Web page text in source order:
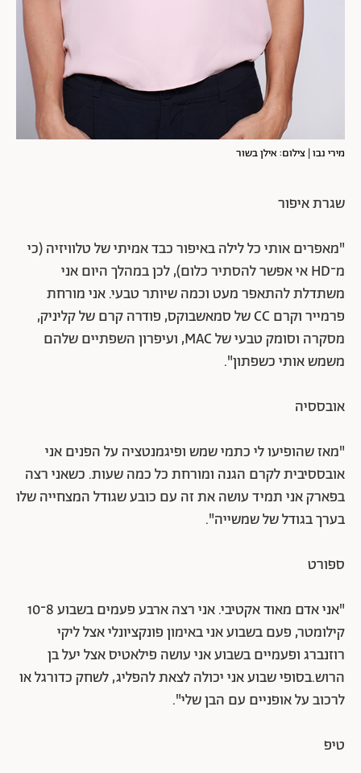
מירי נבו | צילום: אילן בשור
שגרת איפור
"מאפרים אותי כל לילה באיפור כבד אמיתי של טלוויזיה (כי
מ־HD אי אפשר להסתיר כלום), לכן במהלך היום אני
משתדלת להתאפר מעט וכמה שיותר טבעי. אני מורחת
פרמייר וקרם CC של סמאשבוקס, פודרה קרם של קליניק,
מסקרה וסומק טבעי של MAC, ועיפרון השפתיים שלהם
משמש אותי כשפתון".
אובססיה
"מאז שהופיעו לי כתמי שמש ופיגמנטציה על הפנים אני
אובססיבית לקרם הגנה ומורחת כל כמה שעות. כשאני רצה
בפארק אני תמיד עושה את זה עם כובע שגודל המצחייה שלו
בערך בגודל של שמשייה".
ספורט
"אני אדם מאוד אקטיבי. אני רצה ארבע פעמים בשבוע 8־10
קילומטר, פעם בשבוע אני באימון פונקציונלי אצל ליקי
רוזנברג ופעמיים בשבוע אני עושה פילאטיס אצל יעל בן
הרוש.בסופי שבוע אני יכולה לצאת להפליג, לשחק כדורגל או
לרכוב על אופניים עם הבן שלי".
טיפ